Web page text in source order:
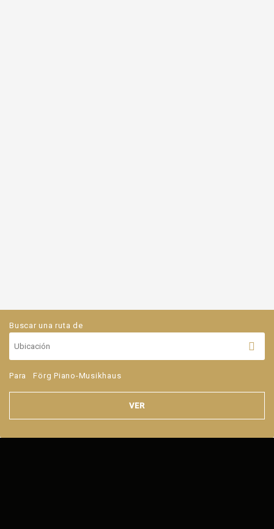
Buscar una ruta de
Para Förg Piano-Musikhaus
VER